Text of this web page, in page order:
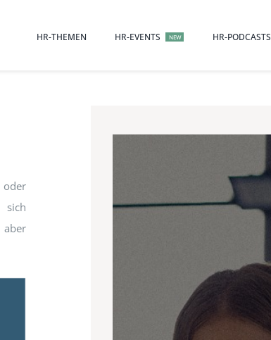
HR-THEMEN HR-EVENTS NEW HR-PODCASTS
oder
aber